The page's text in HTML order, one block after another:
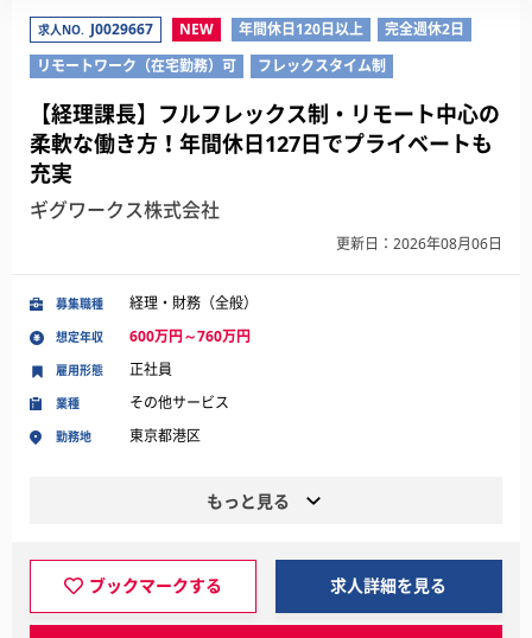
求人NO. J0029667 NEW 年間休日120日以上
完全週休2日
リモートワーク（在宅勤務）可
フレックスタイム制
【経理課長】フルフレックス制・リモート中心の
柔軟な働き方！年間休日127日でプライベートも
充実
ギグワークス株式会社
更新日：2026年08月06日
募集職種 経理・財務（全般）
想定年収 600万円～760万円
業種 その他サービス
勤務地 東京都港区
雇用形態 正社員
もっと見る
ブックマークする 求人詳細を見る